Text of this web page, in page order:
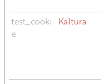
test_cooki
e
Kaltura